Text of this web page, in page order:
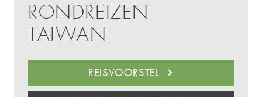
RONDREIZEN
TAIWAN
REISVOORSTEL